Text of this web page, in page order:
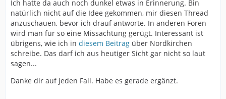
Ich hatte da auch noch dunkel etwas in Erinnerung. Bin
natürlich nicht auf die Idee gekommen, mir diesen Thread
anzuschauen, bevor ich drauf antworte. In anderen Foren
wird man für so eine Missachtung gerügt. Interessant ist
übrigens, wie ich in diesem Beitrag über Nordkirchen
schreibe. Das darf ich aus heutiger Sicht gar nicht so laut
sagen...
Danke dir auf jeden Fall. Habe es gerade ergänzt.